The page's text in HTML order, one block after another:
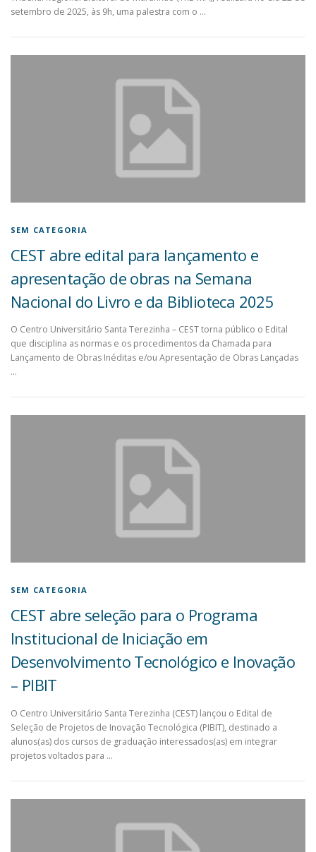
setembro de 2025, às 9h, uma palestra com o …
SEM CATEGORIA
CEST abre edital para lançamento e
apresentação de obras na Semana
Nacional do Livro e da Biblioteca 2025
O Centro Universitário Santa Terezinha – CEST torna público o Edital
que disciplina as normas e os procedimentos da Chamada para
Lançamento de Obras Inéditas e/ou Apresentação de Obras Lançadas
…
SEM CATEGORIA
CEST abre seleção para o Programa
Institucional de Iniciação em
Desenvolvimento Tecnológico e Inovação
– PIBIT
O Centro Universitário Santa Terezinha (CEST) lançou o Edital de
Seleção de Projetos de Inovação Tecnológica (PIBIT), destinado a
alunos(as) dos cursos de graduação interessados(as) em integrar
projetos voltados para …